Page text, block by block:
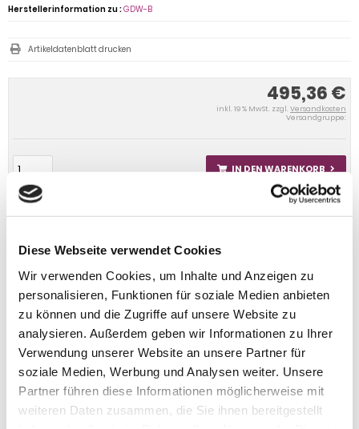
Diese Webseite verwendet Cookies
Wir verwenden Cookies, um Inhalte und Anzeigen zu
personalisieren, Funktionen für soziale Medien anbieten
zu können und die Zugriffe auf unsere Website zu
analysieren. Außerdem geben wir Informationen zu Ihrer
Verwendung unserer Website an unsere Partner für
soziale Medien, Werbung und Analysen weiter. Unsere
Partner führen diese Informationen möglicherweise mit
weiteren Daten zusammen, die Sie ihnen bereitgestellt
495,36 €
inkl. 19 % MwSt. zzgl. Versandkosten
Versandgruppe:
IN DEN WARENKORB
Herstellerinformation zu :GDW-B
Artikeldatenblatt drucken